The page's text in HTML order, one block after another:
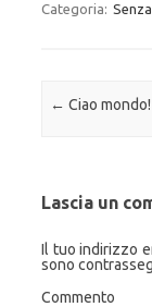
Categoria:
Navigazione
← Ciao mondo!
Lascia un
Il tuo indirizzo
sono
Commento